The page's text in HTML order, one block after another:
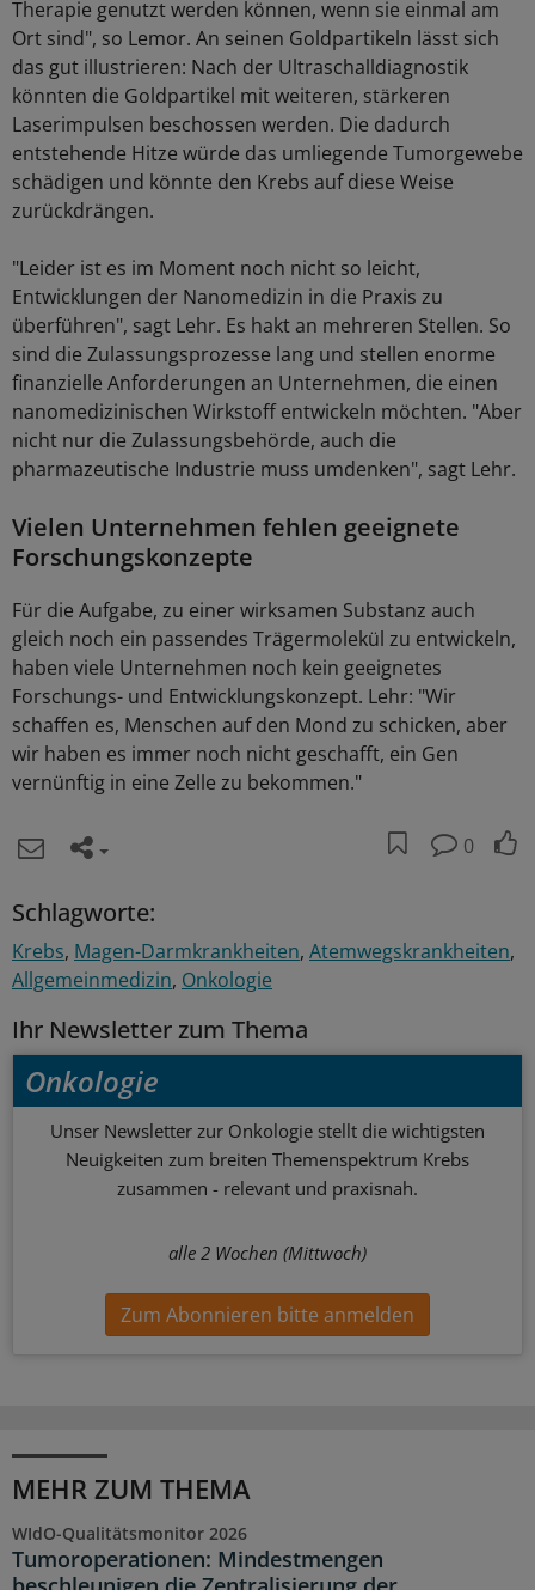
Therapie genutzt werden können, wenn sie einmal am
Ort sind", so Lemor. An seinen Goldpartikeln lässt sich
das gut illustrieren: Nach der Ultraschalldiagnostik
könnten die Goldpartikel mit weiteren, stärkeren
Laserimpulsen beschossen werden. Die dadurch
entstehende Hitze würde das umliegende Tumorgewebe
schädigen und könnte den Krebs auf diese Weise
zurückdrängen.
"Leider ist es im Moment noch nicht so leicht,
Entwicklungen der Nanomedizin in die Praxis zu
überführen", sagt Lehr. Es hakt an mehreren Stellen. So
sind die Zulassungsprozesse lang und stellen enorme
finanzielle Anforderungen an Unternehmen, die einen
nanomedizinischen Wirkstoff entwickeln möchten. "Aber
nicht nur die Zulassungsbehörde, auch die
pharmazeutische Industrie muss umdenken", sagt Lehr.
Vielen Unternehmen fehlen geeignete
Forschungskonzepte
Für die Aufgabe, zu einer wirksamen Substanz auch
gleich noch ein passendes Trägermolekül zu entwickeln,
haben viele Unternehmen noch kein geeignetes
Forschungs- und Entwicklungskonzept. Lehr: "Wir
schaffen es, Menschen auf den Mond zu schicken, aber
wir haben es immer noch nicht geschafft, ein Gen
vernünftig in eine Zelle zu bekommen."
0
Schlagworte:
Krebs Magen-Darmkrankheiten Atemwegskrankheiten
Allgemeinmedizin Onkologie
Ihr Newsletter zum Thema
Onkologie
Unser Newsletter zur Onkologie stellt die wichtigsten
Neuigkeiten zum breiten Themenspektrum Krebs
zusammen - relevant und praxisnah.
alle 2 Wochen (Mittwoch)
Zum Abonnieren bitte anmelden
MEHR ZUM THEMA
WIdO-Qualitätsmonitor 2026
Tumoroperationen: Mindestmengen